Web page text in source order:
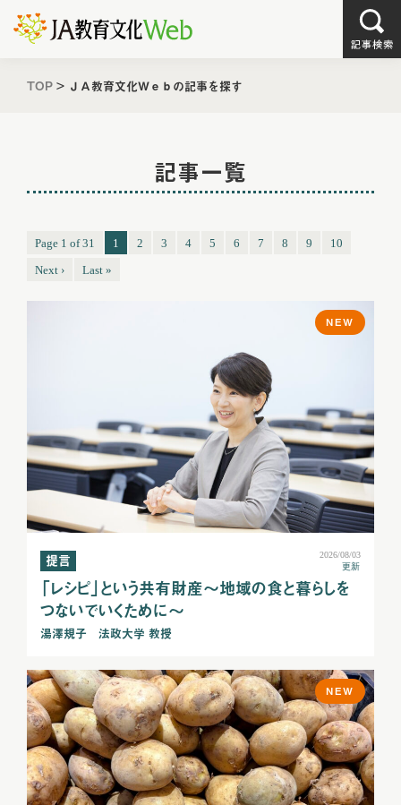
TOP > ＪＡ教育文化Ｗｅｂの記事を探す
記事一覧
Page 1 of 31 1 2 3 4 5 6 7 8 9
10
Next ›
Last »
NEW
提言
2026/08/03
更新
「レシピ」という共有財産～地域の食と暮らしを
つないでいくために～
湯澤規子 法政大学 教授
NEW